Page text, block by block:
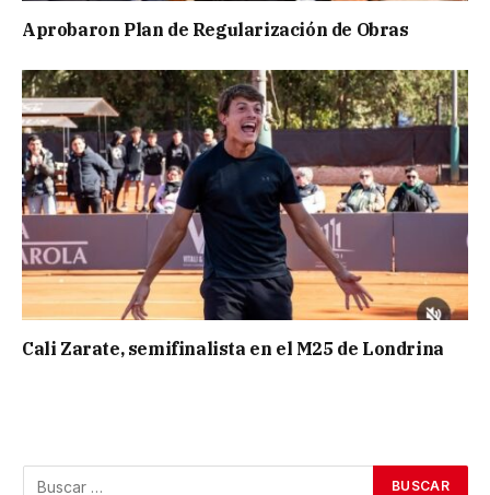
Aprobaron Plan de Regularización de Obras
Cali Zarate, semifinalista en el M25 de Londrina